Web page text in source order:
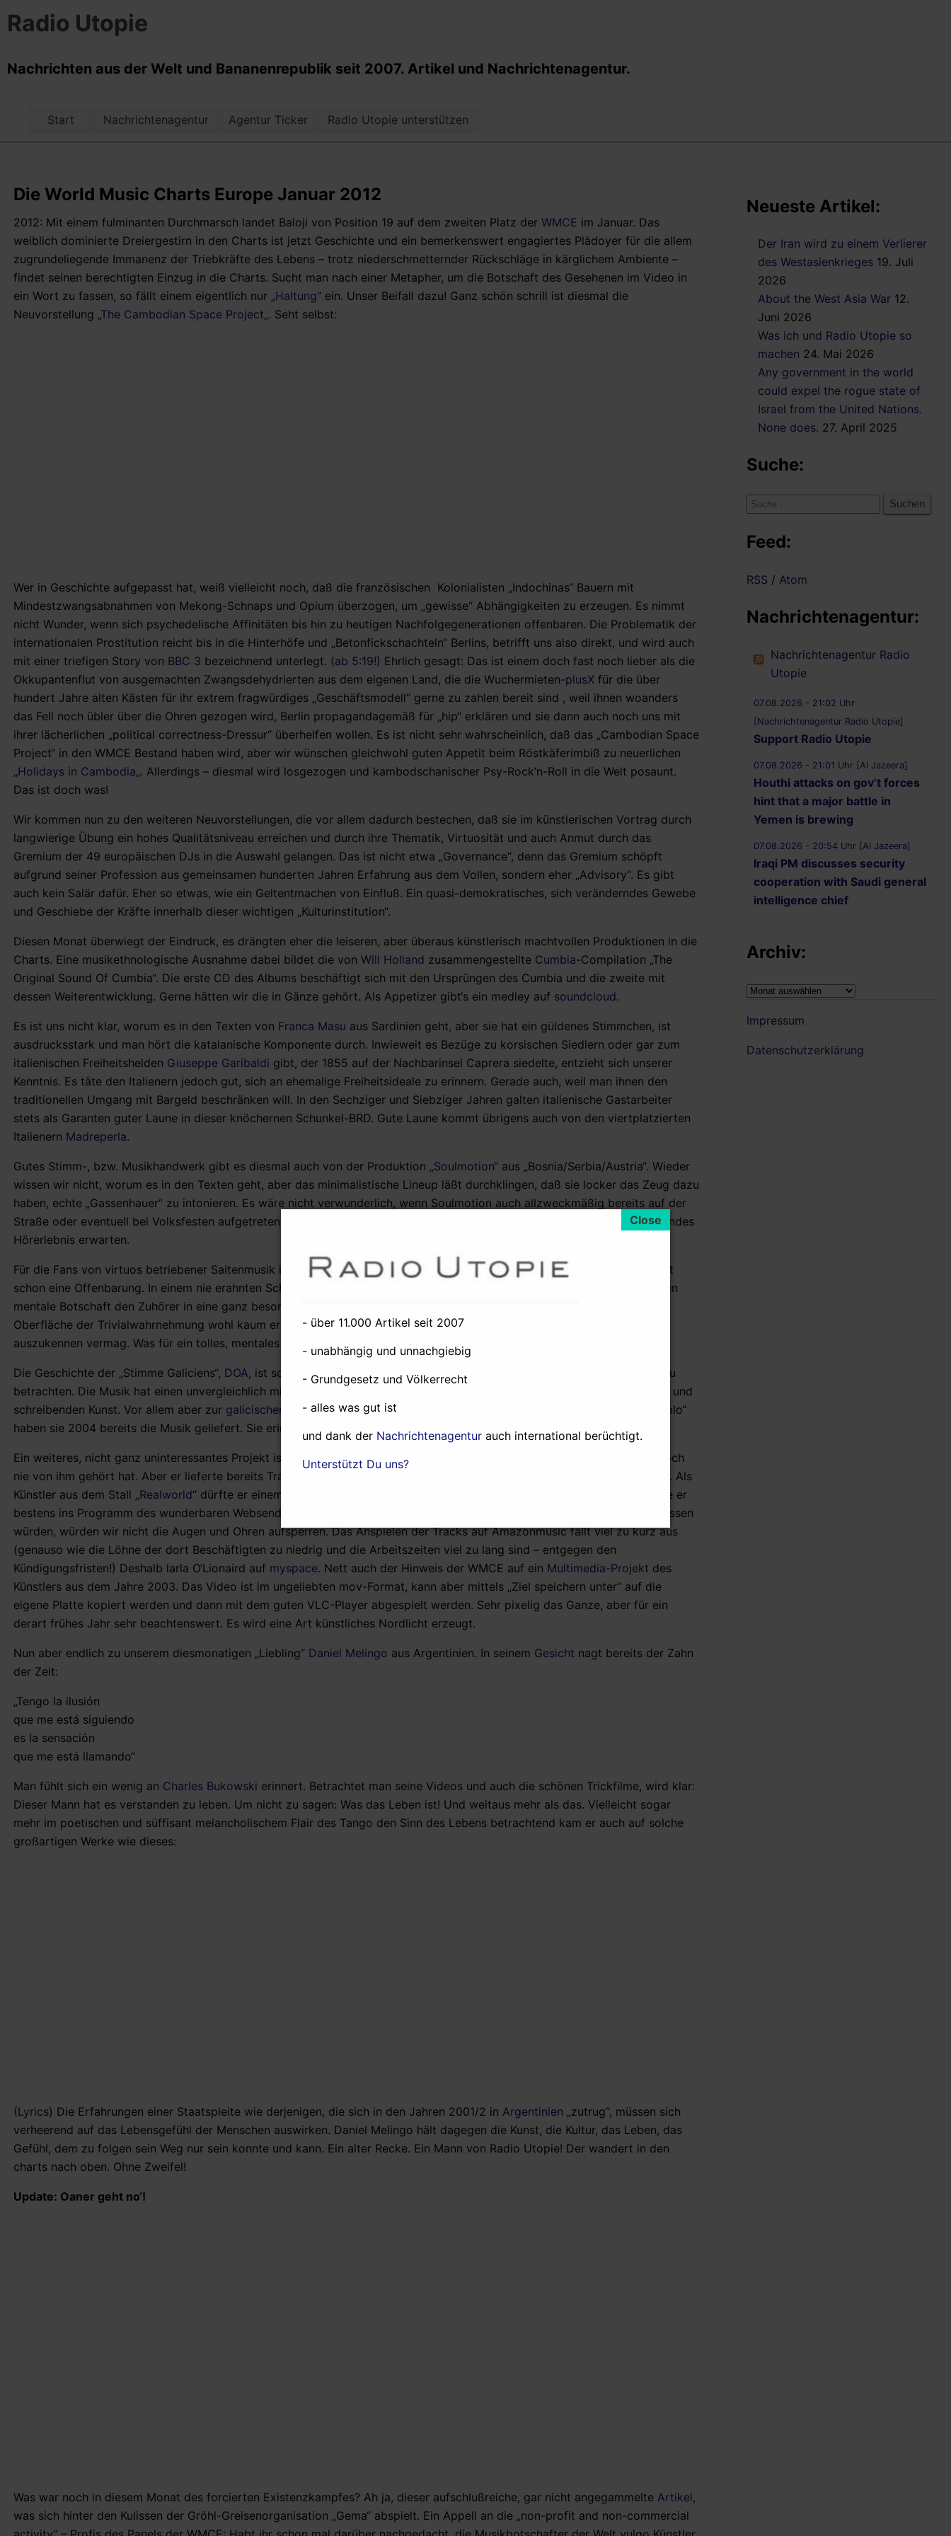
Radio Utopie
Nachrichten aus der Welt und Bananenrepublik seit 2007. Artikel und Nachrichtenagentur.
Start Nachrichtenagentur Agentur Ticker Radio Utopie unterstützen
Die World Music Charts Europe Januar 2012
2012: Mit einem fulminanten Durchmarsch landet Baloji von Position 19 auf dem zweiten Platz der WMCE im Januar. Das
weiblich dominierte Dreiergestirn in den Charts ist jetzt Geschichte und ein bemerkenswert engagiertes Plädoyer für die allem
zugrundeliegende Immanenz der Triebkräfte des Lebens – trotz niederschmetternder Rückschläge in kärglichem Ambiente –
findet seinen berechtigten Einzug in die Charts. Sucht man nach einer Metapher, um die Botschaft des Gesehenen im Video in
ein Wort zu fassen, so fällt einem eigentlich nur „Haltung“ ein. Unser Beifall dazu! Ganz schön schrill ist diesmal die
Neuvorstellung „The Cambodian Space Project„. Seht selbst:
Wer in Geschichte aufgepasst hat, weiß vielleicht noch, daß die französischen Kolonialisten „Indochinas“ Bauern mit
Mindestzwangsabnahmen von Mekong-Schnaps und Opium überzogen, um „gewisse“ Abhängigkeiten zu erzeugen. Es nimmt
nicht Wunder, wenn sich psychedelische Affinitäten bis hin zu heutigen Nachfolgegenerationen offenbaren. Die Problematik der
internationalen Prostitution reicht bis in die Hinterhöfe und „Betonfickschachteln“ Berlins, betrifft uns also direkt, und wird auch
mit einer triefigen Story von BBC 3 bezeichnend unterlegt. (ab 5:19!) Ehrlich gesagt: Das ist einem doch fast noch lieber als die
Okkupantenflut von ausgemachten Zwangsdehydrierten aus dem eigenen Land, die die Wuchermieten-plusX für die über
hundert Jahre alten Kästen für ihr extrem fragwürdiges „Geschäftsmodell“ gerne zu zahlen bereit sind , weil ihnen woanders
das Fell noch übler über die Ohren gezogen wird, Berlin propagandagemäß für „hip“ erklären und sie dann auch noch uns mit
ihrer lächerlichen „political correctness-Dressur“ überhelfen wollen. Es ist nicht sehr wahrscheinlich, daß das „Cambodian Space
Project“ in den WMCE Bestand haben wird, aber wir wünschen gleichwohl guten Appetit beim Röstkäferimbiß zu neuerlichen
„Holidays in Cambodia„. Allerdings – diesmal wird losgezogen und kambodschanischer Psy-Rock‘n-Roll in die Welt posaunt.
Das ist doch was!
Wir kommen nun zu den weiteren Neuvorstellungen, die vor allem dadurch bestechen, daß sie im künstlerischen Vortrag durch
langwierige Übung ein hohes Qualitätsniveau erreichen und durch ihre Thematik, Virtuosität und auch Anmut durch das
Gremium der 49 europäischen DJs in die Auswahl gelangen. Das ist nicht etwa „Governance“, denn das Gremium schöpft
aufgrund seiner Profession aus gemeinsamen hunderten Jahren Erfahrung aus dem Vollen, sondern eher „Advisory“. Es gibt
auch kein Salär dafür. Eher so etwas, wie ein Geltentmachen von Einfluß. Ein quasi-demokratisches, sich veränderndes Gewebe
und Geschiebe der Kräfte innerhalb dieser wichtigen „Kulturinstitution“.
Diesen Monat überwiegt der Eindruck, es drängten eher die leiseren, aber überaus künstlerisch machtvollen Produktionen in die
Charts. Eine musikethnologische Ausnahme dabei bildet die von Will Holland zusammengestellte Cumbia-Compilation „The
Original Sound Of Cumbia“. Die erste CD des Albums beschäftigt sich mit den Ursprüngen des Cumbia und die zweite mit
dessen Weiterentwicklung. Gerne hätten wir die in Gänze gehört. Als Appetizer gibt‘s ein medley auf soundcloud.
Es ist uns nicht klar, worum es in den Texten von Franca Masu aus Sardinien geht, aber sie hat ein güldenes Stimmchen, ist
ausdrucksstark und man hört die katalanische Komponente durch. Inwieweit es Bezüge zu korsischen Siedlern oder gar zum
italienischen Freiheitshelden Giuseppe Garibaldi gibt, der 1855 auf der Nachbarinsel Caprera siedelte, entzieht sich unserer
Kenntnis. Es täte den Italienern jedoch gut, sich an ehemalige Freiheitsideale zu erinnern. Gerade auch, weil man ihnen den
traditionellen Umgang mit Bargeld beschränken will. In den Sechziger und Siebziger Jahren galten italienische Gastarbeiter
stets als Garanten guter Laune in dieser knöchernen Schunkel-BRD. Gute Laune kommt übrigens auch von den viertplatzierten
Italienern Madreperla.
Gutes Stimm-, bzw. Musikhandwerk gibt es diesmal auch von der Produktion „Soulmotion“ aus „Bosnia/Serbia/Austria“. Wieder
wissen wir nicht, worum es in den Texten geht, aber das minimalistische Lineup läßt durchklingen, daß sie locker das Zeug dazu
haben, echte „Gassenhauer“ zu intonieren. Es wäre nicht verwunderlich, wenn Soulmotion auch allzweckmäßig bereits auf der
Straße oder eventuell bei Volksfesten aufgetreten wäre. Die Tracks werden wieder nur angespielt, lassen aber ein mitreißendes
Hörerlebnis erwarten.
Für die Fans von virtuos betriebener Saitenmusik ist die Scheibe „Mavra Froudia (Black Eyebrows) von
fast
schon eine Offenbarung. In einem nie erahnten Schmelztiegel kretischer Kulturkoinzidenzen ist eine Musik entstanden, deren
mentale Botschaft den Zuhörer in eine ganz besondere Zeitreise versetzt und Gemeinsamkeiten offenbart, die an der
Oberfläche der Trivialwahrnehmung wohl kaum erahnt werden konnten, wenn man sich denn nicht so in der Geschichte
auszukennen vermag. Was für ein tolles, mentales Fleißeswerk!
Die Geschichte der „Stimme Galiciens“, DOA, ist so lang, daß wir die Leser bitten, den Bart bitte auf deren website selbst zu
betrachten. Die Musik hat einen unvergleichlich mittelalterlichen touch. Es gibt zahlreiche Querverbindungen zur bildenden und
schreibenden Kunst. Vor allem aber zur galicischen
und portugiesischen Geschichte. Sogar für das Computerspiel „El Templo“
haben sie 2004 bereits die Musik geliefert. Sie erinnern ein bißchen an die Deutschen „Ougenweide“.
Ein weiteres, nicht ganz uninteressantes Projekt ist „Foxlight“ von larla O‘Lionaird
aus Irland. Man denkt sich, daß man ja noch
nie von ihm gehört hat. Aber er lieferte bereits Tracks zu den Hollywoodstreifen „Gangs of New York“ und „Hotel Rwanda“. Als
Künstler aus dem Stall „Realworld“ dürfte er einem breiteren Mainstream-Publikum bekannt sein. Für uns klingt er, als passe er
bestens ins Programm des wunderbaren Websenders „Fluid“ auf dessen
. Wir sind baff, was wir immer wieder verpassen
würden, würden wir nicht die Augen und Ohren aufsperren. Das Anspielen der Tracks auf Amazonmusic fällt viel zu kurz aus
(genauso wie die Löhne der dort Beschäftigten zu niedrig und die Arbeitszeiten viel zu lang sind – entgegen den
Kündigungsfristen!) Deshalb larla O‘Lionaird auf myspace. Nett auch der Hinweis der WMCE auf ein Multimedia-Projekt des
Künstlers aus dem Jahre 2003. Das Video ist im ungeliebten mov-Format, kann aber mittels „Ziel speichern unter“ auf die
eigene Platte kopiert werden und dann mit dem guten VLC-Player abgespielt werden. Sehr pixelig das Ganze, aber für ein
derart frühes Jahr sehr beachtenswert. Es wird eine Art künstliches Nordlicht erzeugt.
Nun aber endlich zu unserem diesmonatigen „Liebling“ Daniel Melingo aus Argentinien. In seinem Gesicht nagt bereits der Zahn
der Zeit:
„Tengo la ilusión
que me está siguiendo
es la sensación
que me está llamando“
Man fühlt sich ein wenig an Charles Bukowski erinnert. Betrachtet man seine Videos und auch die schönen Trickfilme, wird klar:
Dieser Mann hat es verstanden zu leben. Um nicht zu sagen: Was das Leben ist! Und weitaus mehr als das. Vielleicht sogar
mehr im poetischen und süffisant melancholischem Flair des Tango den Sinn des Lebens betrachtend kam er auch auf solche
großartigen Werke wie dieses:
(Lyrics) Die Erfahrungen einer Staatspleite wie derjenigen, die sich in den Jahren 2001/2 in Argentinien „zutrug“, müssen sich
verheerend auf das Lebensgefühl der Menschen auswirken. Daniel Melingo hält dagegen die Kunst, die Kultur, das Leben, das
Gefühl, dem zu folgen sein Weg nur sein konnte und kann. Ein alter Recke. Ein Mann von Radio Utopie! Der wandert in den
charts nach oben. Ohne Zweifel!
Update: Oaner geht no‘!
Was war noch in diesem Monat des forcierten Existenzkampfes? Ah ja, dieser aufschlußreiche, gar nicht angegammelte Artikel,
was sich hinter den Kulissen der Gröhl-Greisenorganisation „Gema“ abspielt. Ein Appell an die „non-profit and non-commercial
Neueste Artikel:
Der Iran wird zu einem Verlierer
des Westasienkrieges 19. Juli
2026
About the West Asia War 12.
Juni 2026
Was ich und Radio Utopie so
machen 24. Mai 2026
Any government in the world
could expel the rogue state of
Israel from the United Nations.
None does. 27. April 2025
Suche:
Suche
Feed:
RSS / Atom
Nachrichtenagentur:
Nachrichtenagentur Radio
Utopie
07.08.2026 - 21:02 Uhr
[Nachrichtenagentur Radio Utopie]
Support Radio Utopie
07.08.2026 - 21:01 Uhr [Al Jazeera]
Houthi attacks on gov’t forces
hint that a major battle in
Yemen is brewing
07.08.2026 - 20:54 Uhr [Al Jazeera]
Iraqi PM discusses security
cooperation with Saudi general
intelligence chief
Archiv:
Archiv:
Impressum
Datenschutzerklärung
- über 11.000 Artikel seit 2007
- unabhängig und unnachgiebig
- Grundgesetz und Völkerrecht
- alles was gut ist
und dank der Nachrichtenagentur auch international berüchtigt.
Unterstützt Du uns?